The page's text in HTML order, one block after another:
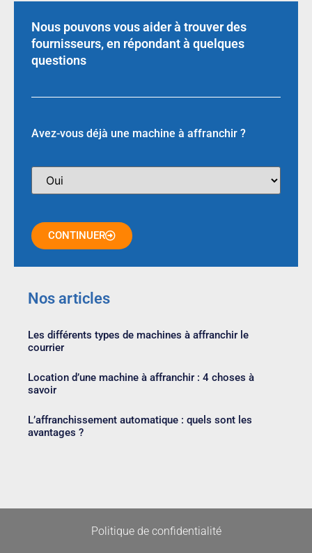
Nous pouvons vous aider à trouver des
fournisseurs, en répondant à quelques
questions
Avez-vous déjà une machine à affranchir ?
CONTINUER
Nos articles
Les différents types de machines à affranchir le
courrier
Location d’une machine à affranchir : 4 choses à
savoir
L’affranchissement automatique : quels sont les
avantages ?
Politique de confidentialité